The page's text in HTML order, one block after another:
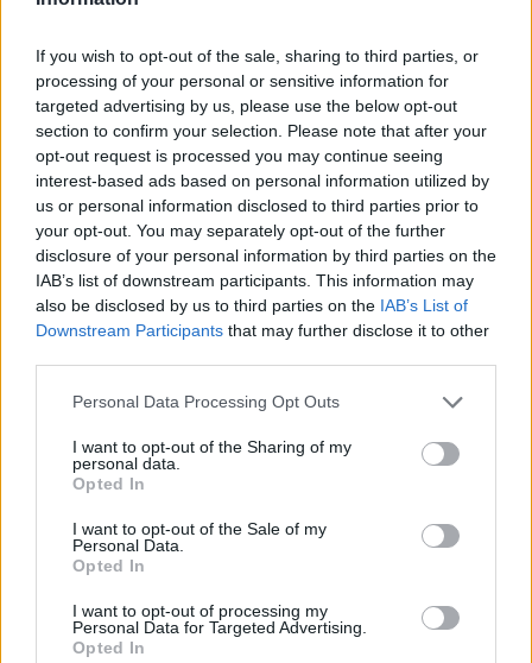
If you wish to opt-out of the sale, sharing to third parties, or
processing of your personal or sensitive information for
targeted advertising by us, please use the below opt-out
section to confirm your selection. Please note that after your
opt-out request is processed you may continue seeing
interest-based ads based on personal information utilized by
us or personal information disclosed to third parties prior to
your opt-out. You may separately opt-out of the further
disclosure of your personal information by third parties on the
IAB’s list of downstream participants. This information may
also be disclosed by us to third parties on the IAB’s List of
Downstream Participants that may further disclose it to other
Personal Data Processing Opt Outs
I want to opt-out of the Sharing of my
personal data.
Opted In
I want to opt-out of the Sale of my
Personal Data.
Opted In
I want to opt-out of processing my
Personal Data for Targeted Advertising.
Opted In
Tags: Dunlop SportSmart TT